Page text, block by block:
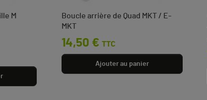
M
Boucle arrière de Quad MKT / E-
MKT
Prix
14,50 € TTC
Ajouter au panier